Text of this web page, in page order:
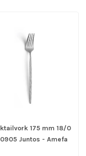
175 mm 18/0
Juntos - Amefa